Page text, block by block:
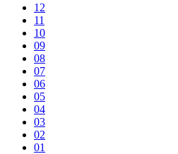
12
11
10
09
08
07
06
05
04
03
02
01